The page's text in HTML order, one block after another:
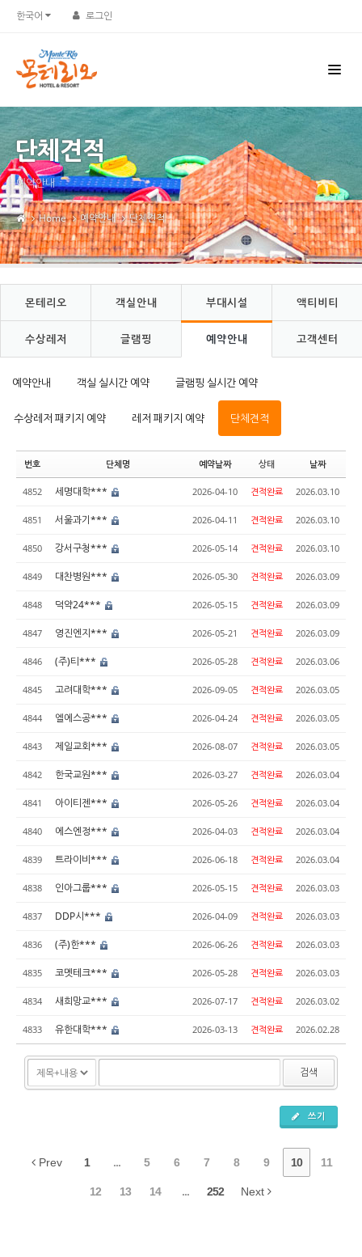
한국어 로그인
단체견적
예약안내
Home 예약안내 단체견적
몬테리오 객실안내 부대시설 액티비티
수상레저 글램핑 예약안내 고객센터
예약안내 객실 실시간 예약 글램핑 실시간 예약
수상레저 패키지 예약 레저 패키지 예약 단체견적
번호 단체명 예약날짜 상태 날짜
4852 세명대학*** 2026-04-10 견적완료 2026.03.10
4851 서울과기*** 2026-04-11 견적완료 2026.03.10
4850 강서구청*** 2026-05-14 견적완료 2026.03.10
4849 대찬병원*** 2026-05-30 견적완료 2026.03.09
4848 덕약24*** 2026-05-15 견적완료 2026.03.09
4847 영진엔지*** 2026-05-21 견적완료 2026.03.09
4846 (주)티*** 2026-05-28 견적완료 2026.03.06
4845 고려대학*** 2026-09-05 견적완료 2026.03.05
4844 엘에스공*** 2026-04-24 견적완료 2026.03.05
4843 제일교회*** 2026-08-07 견적완료 2026.03.05
4842 한국교원*** 2026-03-27 견적완료 2026.03.04
4841 아이티젠*** 2026-05-26 견적완료 2026.03.04
4840 에스엔정*** 2026-04-03 견적완료 2026.03.04
4839 트라이비*** 2026-06-18 견적완료 2026.03.04
4838 인아그룹*** 2026-05-15 견적완료 2026.03.03
4837 DDP시*** 2026-04-09 견적완료 2026.03.03
4836 (주)한*** 2026-06-26 견적완료 2026.03.03
4835 코멧테크*** 2026-05-28 견적완료 2026.03.03
4834 새희망교*** 2026-07-17 견적완료 2026.03.02
4833 유한대학*** 2026-03-13 견적완료 2026.02.28
검색
쓰기
Prev 1 ... 5 6 7 8 9 10 11
12 13 14 ... 252 Next
Sketchbook5, 스케치북5